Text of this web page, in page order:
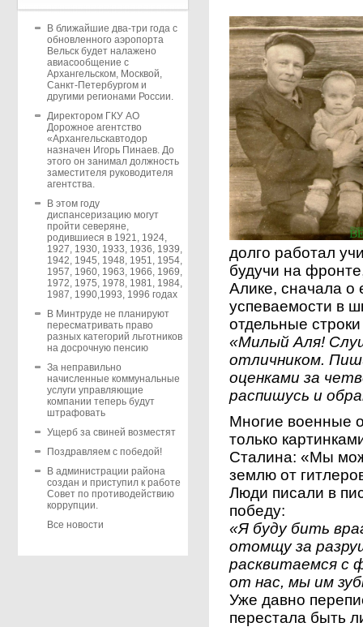
В ближайшие два-три года с
обновленного аэропорта
Вельск будет налажено
авиасообщение с
Архангельском, Москвой,
Санкт-Петербургом и
другими регионами России.
Директором ГКУ АО
Дорожное агентство
«Архангельскавтодор
назначен Игорь Пинаев. До
этого он занимал должность
заместителя руководителя
агентства.
В этом году
диспансеризацию могут
пройти северяне,
родившиеся в 1921, 1924,
1927, 1930, 1933, 1936, 1939,
1942, 1945, 1948, 1951, 1954,
1957, 1960, 1963, 1966, 1969,
1972, 1975, 1978, 1981, 1984,
1987, 1990,1993, 1996 годах
В Минтруде не планируют
пересматривать право
разных категорий льготников
на досрочную пенсию
За неправильно
начисленные коммунальные
услуги управляющие
компании теперь будут
штрафовать
Ущерб за свиней возместят
Поздравляем с победой!
В администрации района
создан и приступил к работе
Совет по противодействию
коррупции.
Все новости
долго работал
будучи на
Алике, сначала о
успеваемости в
отдельные
«Милый Аля!
отличником.
оценками за
распишусь и
Многие военные
только
Сталина: «Мы
землю от
Люди писали в
победу:
«Я буду бить
отомщу за
расквитаемся с
от нас, мы им
Уже давно
перестала быть